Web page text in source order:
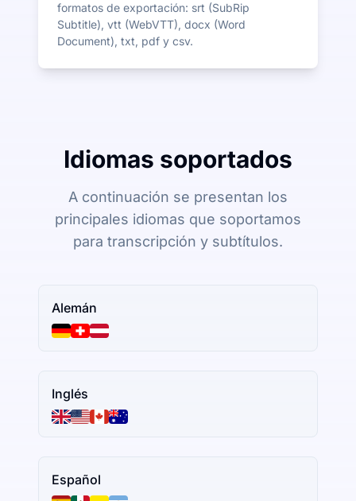
formatos de exportación: srt (SubRip
Subtitle), vtt (WebVTT), docx (Word
Document), txt, pdf y csv.
Idiomas soportados
A continuación se presentan los
principales idiomas que soportamos
para transcripción y subtítulos.
Alemán
Inglés
Español